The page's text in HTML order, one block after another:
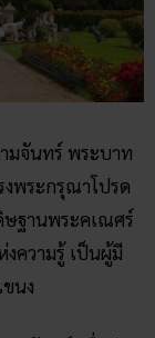
ราชวังสนาม
ปฐมเจดีย์ เทวา
นตรงเดียวกัน
ชัยศรี ไปบรรจบ
เข้า พระราชวัง
ม 2